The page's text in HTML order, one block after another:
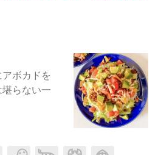
ボカドを
らない一